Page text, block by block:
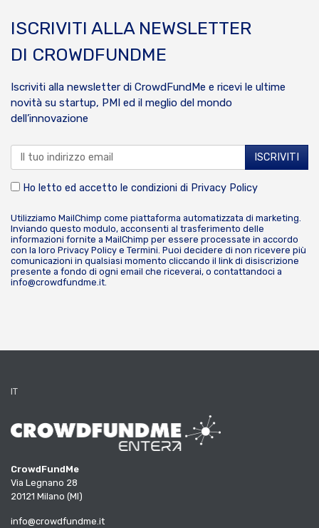
ISCRIVITI ALLA NEWSLETTER
DI CROWDFUNDME
Iscriviti alla newsletter di CrowdFundMe e ricevi le ultime
novità su startup, PMI ed il meglio del mondo
dell’innovazione
Ho letto ed accetto le condizioni di Privacy Policy
Utilizziamo MailChimp come piattaforma automatizzata di marketing.
Inviando questo modulo, acconsenti al trasferimento delle
informazioni fornite a MailChimp per essere processate in accordo
con la loro Privacy Policy e Termini. Puoi decidere di non ricevere più
comunicazioni in qualsiasi momento cliccando il link di disiscrizione
presente a fondo di ogni email che riceverai, o contattandoci a
info@crowdfundme.it.
IT
CrowdFundMe
Via Legnano 28
20121 Milano (MI)
info@crowdfundme.it